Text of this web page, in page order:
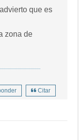
que es
zona de
Citar